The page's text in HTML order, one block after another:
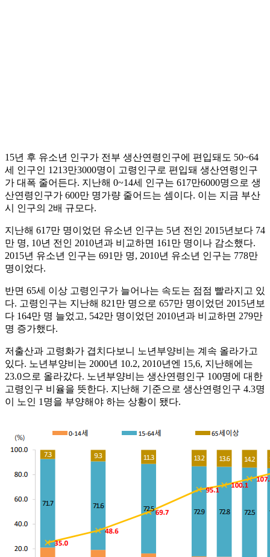
15년 후 유소년 인구가 전부 생산연령인구에 편입돼도 50~64
세 인구인 1213만3000명이 고령인구로 편입돼 생산연령인구
가 대폭 줄어든다. 지난해 0~14세 인구는 617만6000명으로 생
산연령인구가 600만 명가량 줄어드는 셈이다. 이는 지금 부산
시 인구의 2배 규모다.
지난해 617만 명이었던 유소년 인구는 5년 전인 2015년보다 74
만 명, 10년 전인 2010년과 비교하면 161만 명이나 감소했다.
2015년 유소년 인구는 691만 명, 2010년 유소년 인구는 778만
명이었다.
반면 65세 이상 고령인구가 늘어나는 속도는 점점 빨라지고 있
다. 고령인구는 지난해 821만 명으로 657만 명이었던 2015년보
다 164만 명 늘었고, 542만 명이었던 2010년과 비교하면 279만
명 증가했다.
저출산과 고령화가 겹치다보니 노년부양비는 계속 올라가고
있다. 노년부양비는 2000년 10.2, 2010년엔 15,6, 지난해에는
23.0으로 올라갔다. 노년부양비는 생산연령인구 100명에 대한
고령인구 비율을 뜻한다. 지난해 기준으로 생산연령인구 4.3명
이 노인 1명을 부양해야 하는 상황이 됐다.